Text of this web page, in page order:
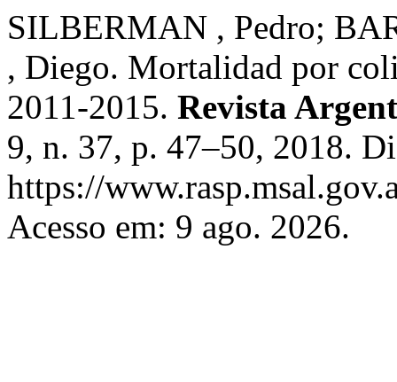
SILBERMAN , Pedro;
, Diego. Mortalidad por
2011-2015. Revista
9, n. 37, p. 47–50, 2018.
https://
Acesso em: 9 ago. 2026.